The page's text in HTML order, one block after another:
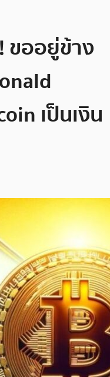
ขออยู่ข้าง
เป็นเงิน